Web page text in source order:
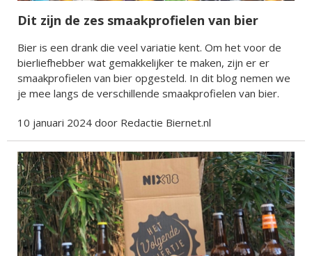
Dit zijn de zes smaakprofielen van bier
Bier is een drank die veel variatie kent. Om het voor de
bierliefhebber wat gemakkelijker te maken, zijn er er
smaakprofielen van bier opgesteld. In dit blog nemen we
je mee langs de verschillende smaakprofielen van bier.
10 januari 2024 door Redactie Biernet.nl